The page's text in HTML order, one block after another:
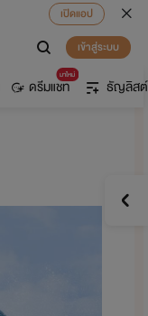
เปิดแอป
เข้าสู่ระบบ
มาใหม่
ดรีมแชท ธัญลิสต์